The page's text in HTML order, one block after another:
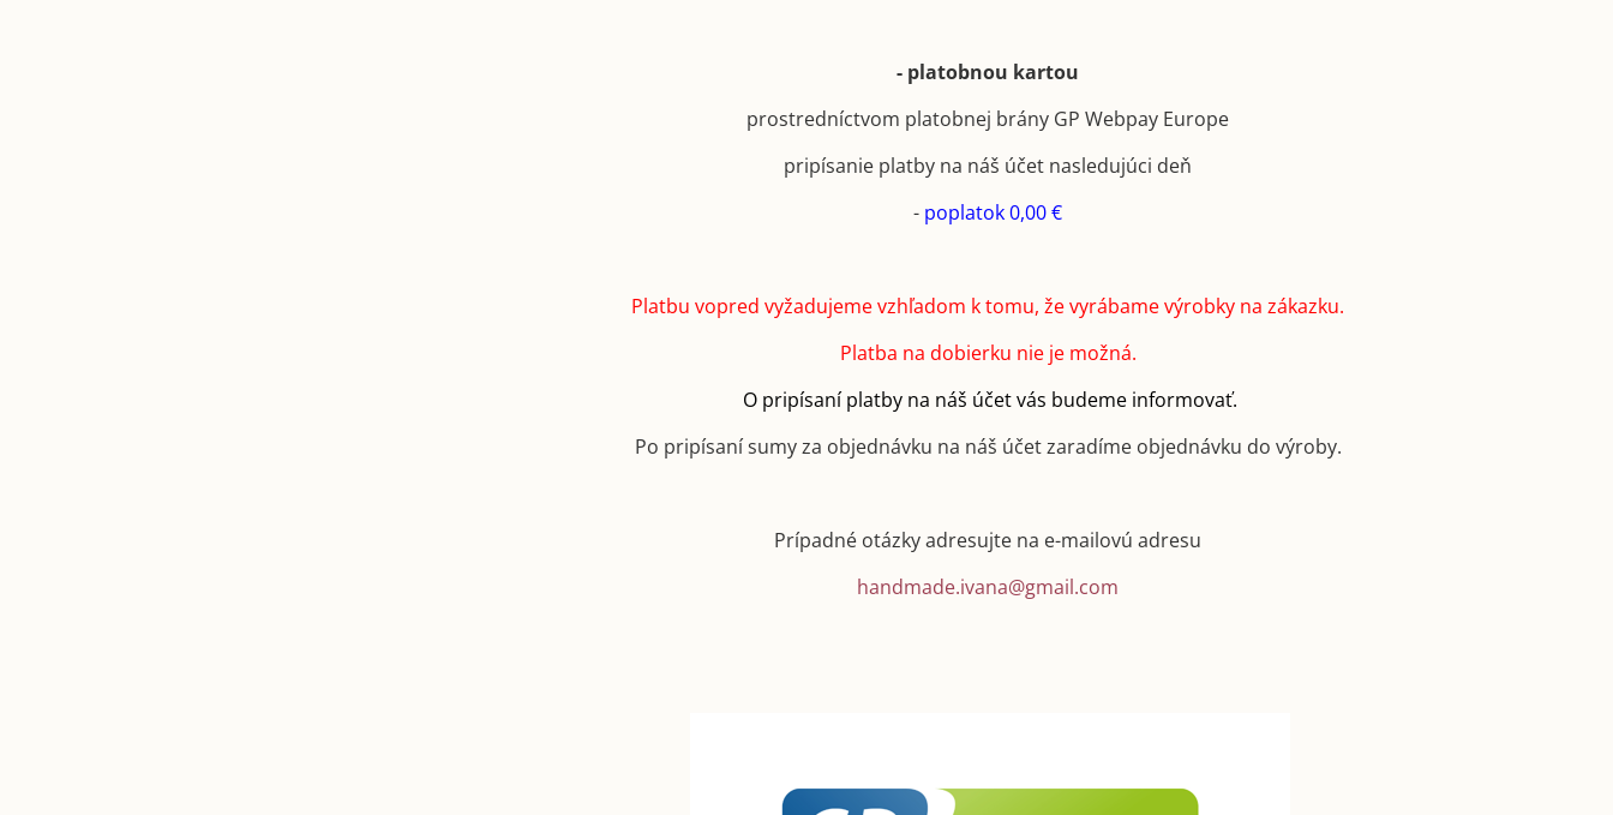
- platobnou kartou
prostredníctvom platobnej brány GP Webpay Europe
pripísanie platby na náš účet nasledujúci deň
- poplatok 0,00 €
Platbu vopred vyžadujeme vzhľadom k tomu, že vyrábame výrobky na zákazku.
Platba na dobierku nie je možná.
O pripísaní platby na náš účet vás budeme informovať.
Po pripísaní sumy za objednávku na náš účet zaradíme objednávku do výroby.
Prípadné otázky adresujte na e-mailovú adresu
handmade.ivana@gmail.com